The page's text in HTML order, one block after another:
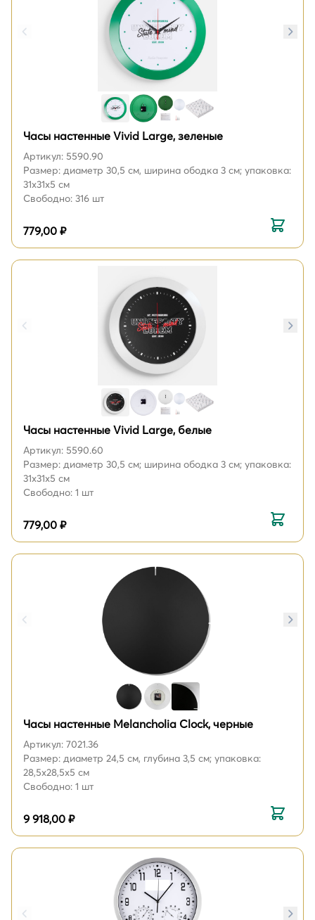
Часы настенные Vivid Large, зеленые
Артикул: 5590.90
Размер: диаметр 30,5 см, ширина ободка 3 см; упаковка:
31х31х5 см
Свободно: 316 шт
779,00 ₽
Часы настенные Vivid Large, белые
Артикул: 5590.60
Размер: диаметр 30,5 см; ширина ободка 3 см; упаковка:
31х31х5 см
Свободно: 1 шт
779,00 ₽
Часы настенные Melancholia Clock, черные
Артикул: 7021.36
Размер: диаметр 24,5 см, глубина 3,5 см; упаковка:
28,5х28,5х5 см
Свободно: 1 шт
9 918,00 ₽